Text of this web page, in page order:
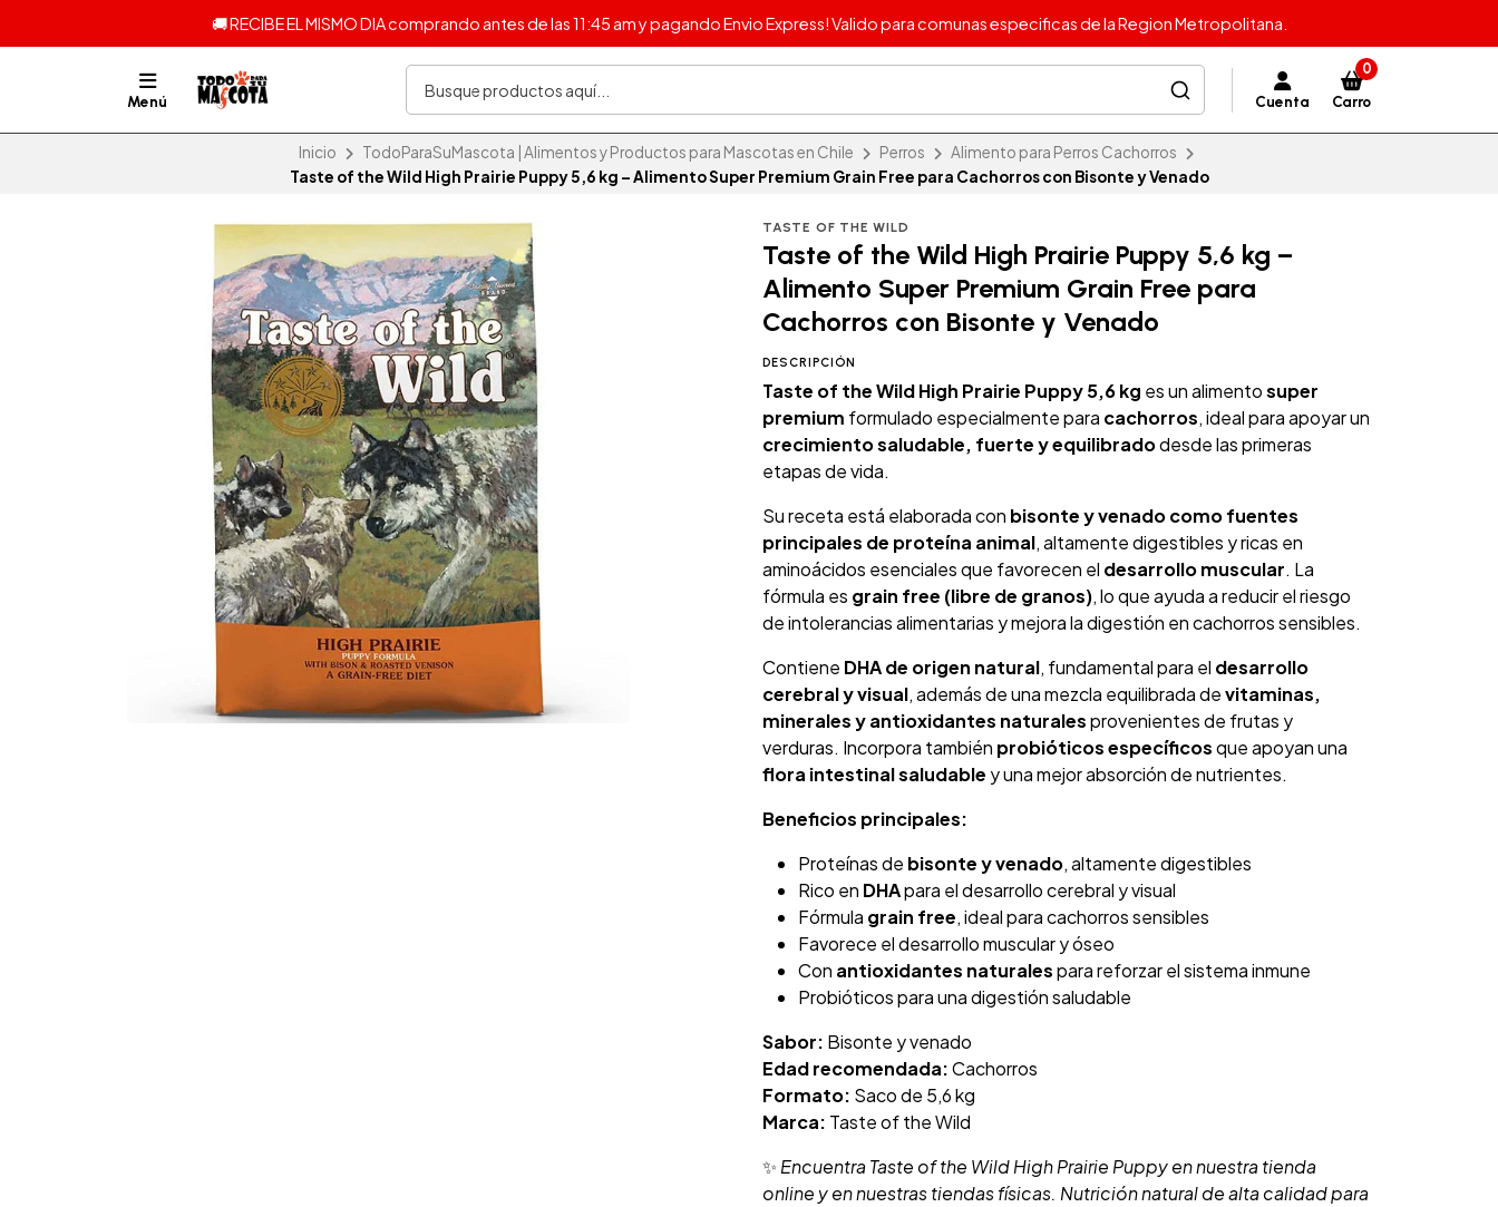
🚚 RECIBE EL MISMO DIA comprando antes de las 11:45 am y pagando Envio Express! Valido para comunas especificas de la Region Metropolitana.
Menú Cuenta
0
Carro
Inicio TodoParaSuMascota | Alimentos y Productos para Mascotas en Chile Perros
Alimento para Perros Cachorros
Taste of the Wild High Prairie Puppy 5,6 kg – Alimento Super Premium Grain Free para Cachorros con Bisonte y Venado
TASTE OF THE WILD
Taste of the Wild High Prairie Puppy 5,6 kg –
Alimento Super Premium Grain Free para
Cachorros con Bisonte y Venado
DESCRIPCIÓN
Taste of the Wild High Prairie Puppy 5,6 kg es un alimentosuper
premium formulado especialmente para cachorros, ideal para apoyar un
crecimiento saludable, fuerte y equilibradodesde las primeras
etapas de vida.
Su receta está elaborada con bisonte y venado como fuentes
principales de proteína animal, altamente digestibles y ricas en
aminoácidos esenciales que favorecen el desarrollo muscular. La
fórmula es grain free (libre de granos), lo que ayuda a reducir el riesgo
de intolerancias alimentarias y mejora la digestión en cachorros sensibles.
Contiene DHA de origen natural, fundamental para el desarrollo
cerebral y visual, además de una mezcla equilibrada devitaminas,
minerales y antioxidantes naturalesprovenientes de frutas y
verduras. Incorpora también probióticos específicosque apoyan una
flora intestinal saludable y una mejor absorción de nutrientes.
Beneficios principales:
Proteínas de bisonte y venado, altamente digestibles
Rico en DHApara el desarrollo cerebral y visual
Fórmula grain free, ideal para cachorros sensibles
Favorece el desarrollo muscular y óseo
Con antioxidantes naturalespara reforzar el sistema inmune
Probióticos para una digestión saludable
Sabor: Bisonte y venado
Edad recomendada:Cachorros
Formato: Saco de 5,6 kg
Marca: Taste of the Wild
✨ Encuentra Taste of the Wild High Prairie Puppy en nuestra tienda
online y en nuestras tiendas físicas. Nutrición natural de alta calidad para